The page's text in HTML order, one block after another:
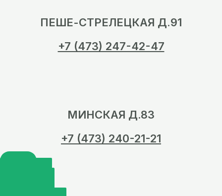
ПЕШЕ-СТРЕЛЕЦКАЯ Д.91
+7 (473) 247-42-47
МИНСКАЯ Д.83
+7 (473) 240-21-21